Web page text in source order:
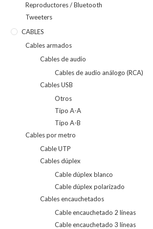
Reproductores / Bluetooth
Tweeters
CABLES
Cables armados
Cables de audio
Cables de audio análogo (RCA)
Cables USB
Otros
Tipo A-A
Tipo A-B
Cables por metro
Cable UTP
Cables dúplex
Cable dúplex blanco
Cable dúplex polarizado
Cables encauchetados
Cable encauchetado 2 líneas
Cable encauchetado 3 líneas